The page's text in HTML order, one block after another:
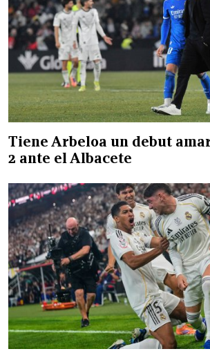
Tiene Arbeloa un debut
2 ante el Albacete